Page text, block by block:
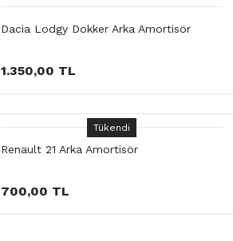
Dacia Lodgy Dokker Arka Amortisör
1.350,00 TL
Tükendi
Renault 21 Arka Amortisör
700,00 TL